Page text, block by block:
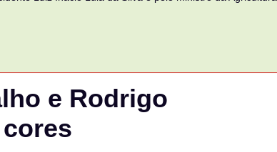
e Rodrigo